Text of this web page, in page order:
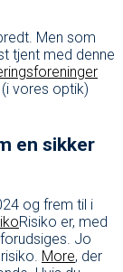
Men som
tjent med denne
vores optik)
en sikker
og frem til i
Risiko er, med
Jo
More, der